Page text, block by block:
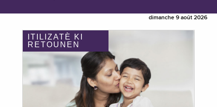
dimanche 9 août 2026
ITILIZATÈ KI
RETOUNEN